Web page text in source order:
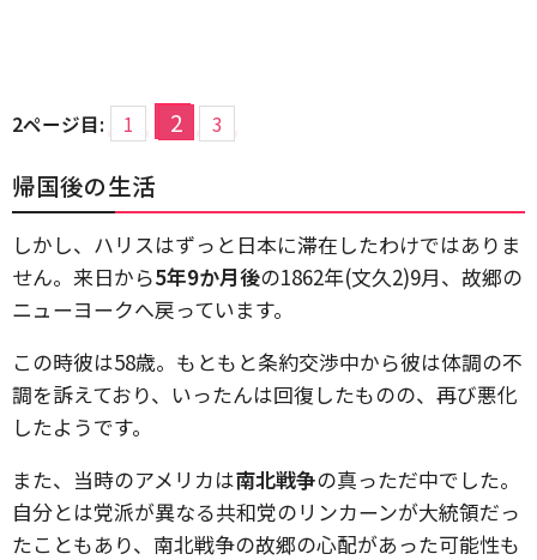
2ページ目: 1 2 3
帰国後の生活
しかし、ハリスはずっと日本に滞在したわけではありま
せん。来日から5年9か月後の1862年(文久2)9月、故郷の
ニューヨークへ戻っています。
この時彼は58歳。もともと条約交渉中から彼は体調の不
調を訴えており、いったんは回復したものの、再び悪化
したようです。
また、当時のアメリカは南北戦争の真っただ中でした。
自分とは党派が異なる共和党のリンカーンが大統領だっ
たこともあり、南北戦争の故郷の心配があった可能性も